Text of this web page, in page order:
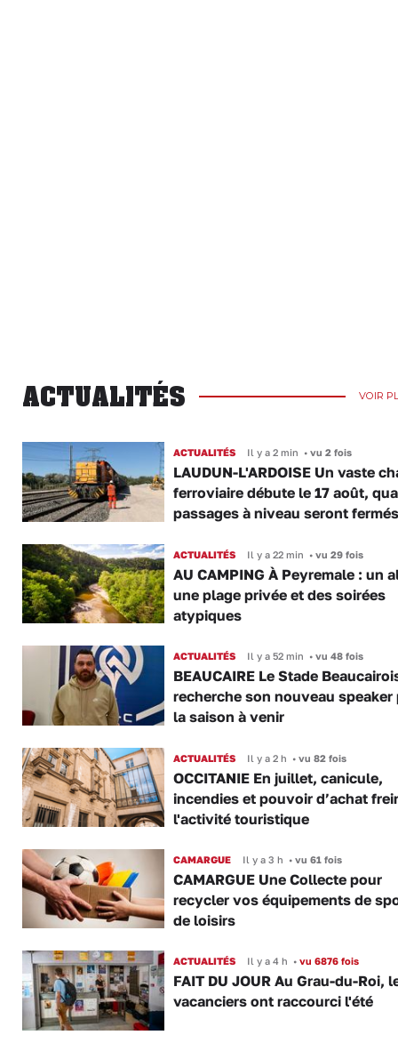
ACTUALITÉS VOIR
ACTUALITÉS Il y a 2 min •vu 2 fois
LAUDUN-L'ARDOISE Un vaste
ferroviaire débute le 17 août,
passages à niveau seront fermés
ACTUALITÉS Il y a 22 min •vu 29 fois
AU CAMPING À Peyremale : un
une plage privée et des soirées
atypiques
ACTUALITÉS Il y a 52 min •vu 48 fois
BEAUCAIRE Le Stade
recherche son nouveau speaker
la saison à venir
ACTUALITÉS Il y a 2 h •vu 82 fois
OCCITANIE En juillet, canicule,
incendies et pouvoir d’achat
l'activité touristique
CAMARGUE Il y a 3 h •vu 61 fois
CAMARGUE Une Collecte pour
recycler vos équipements de
de loisirs
ACTUALITÉS Il y a 4 h •vu 6876 fois
FAIT DU JOUR Au Grau-du-Roi,
vacanciers ont raccourci l'été